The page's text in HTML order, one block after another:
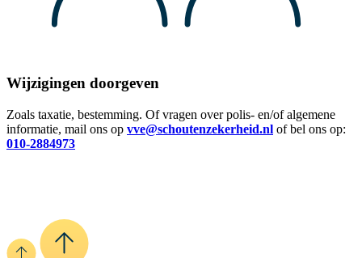
Wijzigingen doorgeven
Zoals taxatie, bestemming. Of vragen over polis- en/of algemene
informatie, mail ons op vve@schoutenzekerheid.nl of bel ons op:
010-2884973